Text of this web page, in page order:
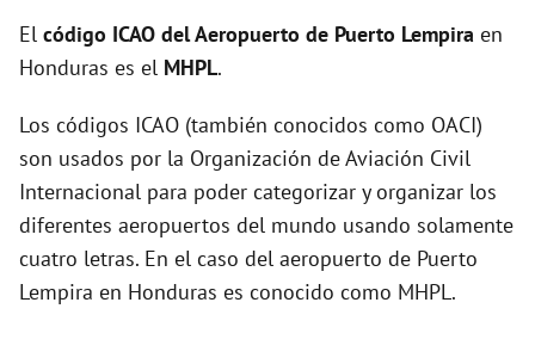
El código ICAO delAeropuerto de Puerto Lempira en
Honduras es el MHPL.
Los códigos ICAO (también conocidos como OACI)
son usados por la Organización de Aviación Civil
Internacional para poder categorizar y organizar los
diferentes aeropuertos del mundo usando solamente
cuatro letras. En el caso del aeropuerto de Puerto
Lempira en Honduras es conocido como MHPL.